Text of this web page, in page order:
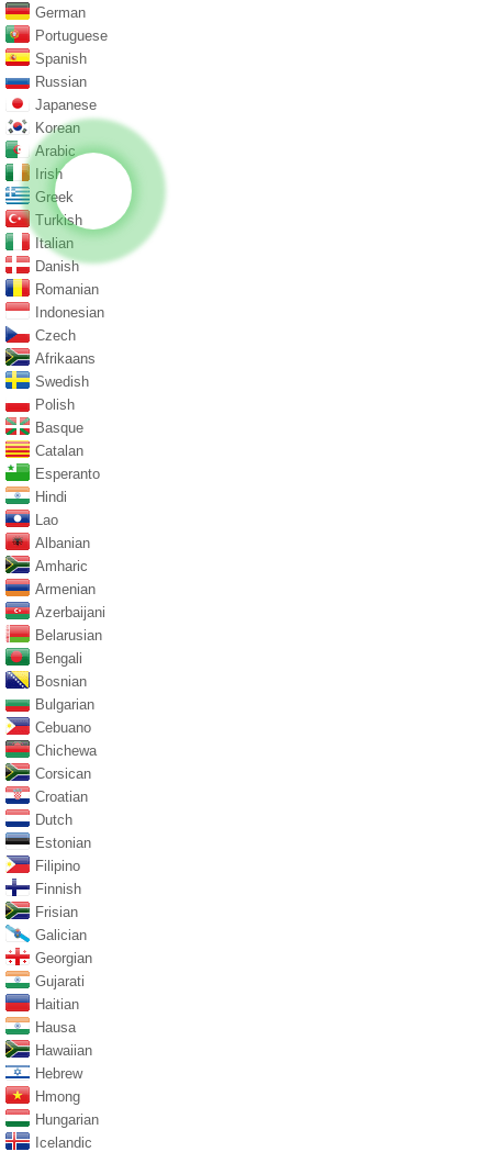
German
Portuguese
Spanish
Russian
Japanese
Korean
Arabic
Irish
Greek
Turkish
Italian
Danish
Romanian
Indonesian
Czech
Afrikaans
Swedish
Polish
Basque
Catalan
Esperanto
Hindi
Lao
Albanian
Amharic
Armenian
Azerbaijani
Belarusian
Bengali
Bosnian
Bulgarian
Cebuano
Chichewa
Corsican
Croatian
Dutch
Estonian
Filipino
Finnish
Frisian
Galician
Georgian
Gujarati
Haitian
Hausa
Hawaiian
Hebrew
Hmong
Hungarian
Icelandic